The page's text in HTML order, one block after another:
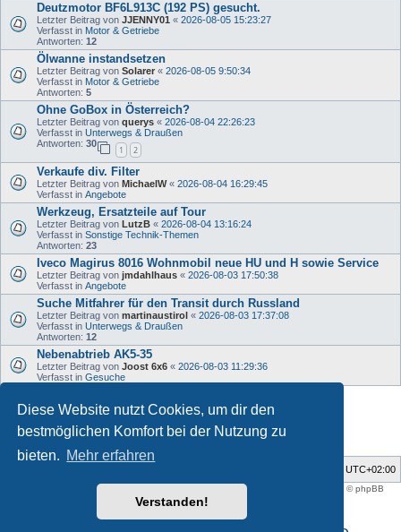
Diese Website nutzt Cookies, um dir den
bestmöglichen Komfort bei der Nutzung zu
bieten. Mehr erfahren
Verstanden!
Deutzmotor BF6L913C (192 PS) gesucht.
Letzter Beitrag von JJENNY01 « 2026-08-05 15:23:27
Verfasst in Motor & Getriebe
Antworten: 12
Ölwanne instandsetzen
Letzter Beitrag von Solarer « 2026-08-05 9:50:34
Verfasst in Motor & Getriebe
Antworten: 5
Ohne GoBox in Österreich?
Letzter Beitrag von querys « 2026-08-04 22:26:23
Verfasst in Unterwegs & Draußen
Antworten: 30
1 2
Verkaufe div. Filter
Letzter Beitrag von MichaelW« 2026-08-04 16:29:45
Verfasst in Angebote
Werkzeug, Ersatzteile auf Tour
Letzter Beitrag von LutzB « 2026-08-04 13:16:24
Verfasst in Sonstige Technik-Themen
Antworten: 23
Iveco Magirus 8016 Wohnmobil neue HU und H sowie Service
Letzter Beitrag von jmdahlhaus « 2026-08-03 17:50:38
Verfasst in Angebote
Suche Mitfahrer für den Transit durch Russland
Letzter Beitrag von martinaustirol « 2026-08-03 17:37:08
Verfasst in Unterwegs & Draußen
Antworten: 12
Nebenabtrieb AK5-35
Letzter Beitrag von Joost 6x6 « 2026-08-03 11:29:36
Verfasst in Gesuche
Die Suche ergab 33 Treffer • Seite1von
UTC+02:00
support forum tricolor phpBB
® Forum Software © phpBB
Limited
Deutsche Übersetzung durch